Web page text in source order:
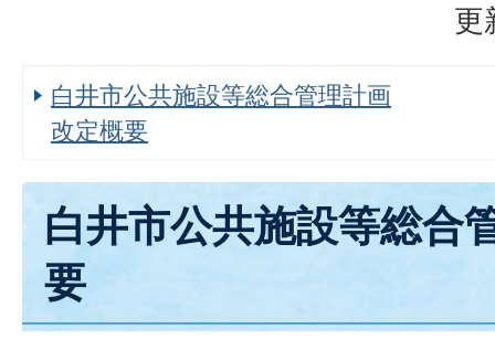
更
白井市公共施設等総合管理計画
改定概要
白井市公共施設等総合
要